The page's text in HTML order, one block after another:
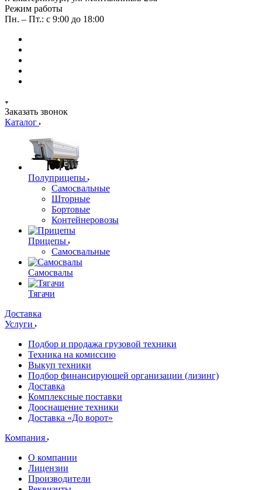
Режим работы
Пн. – Пт.: с 9:00 до 18:00
Заказать звонок
Каталог
Полуприцепы
Самосвальные
Шторные
Бортовые
Контейнеровозы
Прицепы
Самосвальные
Самосвалы
Тягачи
Доставка
Услуги
Подбор и продажа грузовой техники
Техника на комиссию
Выкуп техники
Подбор финансирующей организации (лизинг)
Доставка
Комплексные поставки
Дооснащение техники
Доставка «До ворот»
Компания
О компании
Лицензии
Производители